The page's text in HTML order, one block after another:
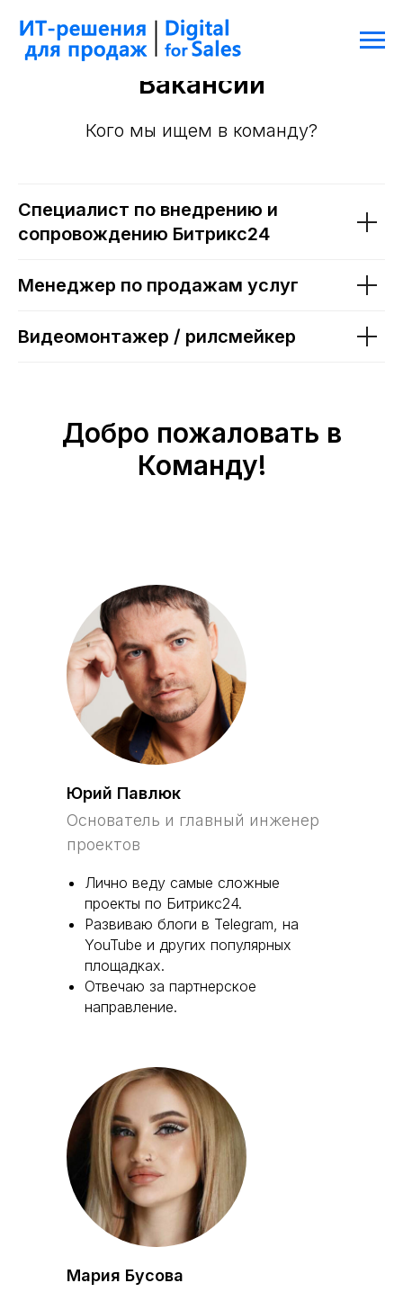
Вакансии
Кого мы ищем в команду?
Специалист по внедрению и
сопровождению Битрикс24
Менеджер по продажам услуг
Видеомонтажер / рилсмейкер
Добро пожаловать в
Команду!
Юрий Павлюк
Основатель и главный инженер
проектов
Лично веду самые сложные
проекты по Битрикс24.
Развиваю блоги в Telegram, на
YouTube и других популярных
площадках.
Отвечаю за партнерское
направление.
Мария Бусова